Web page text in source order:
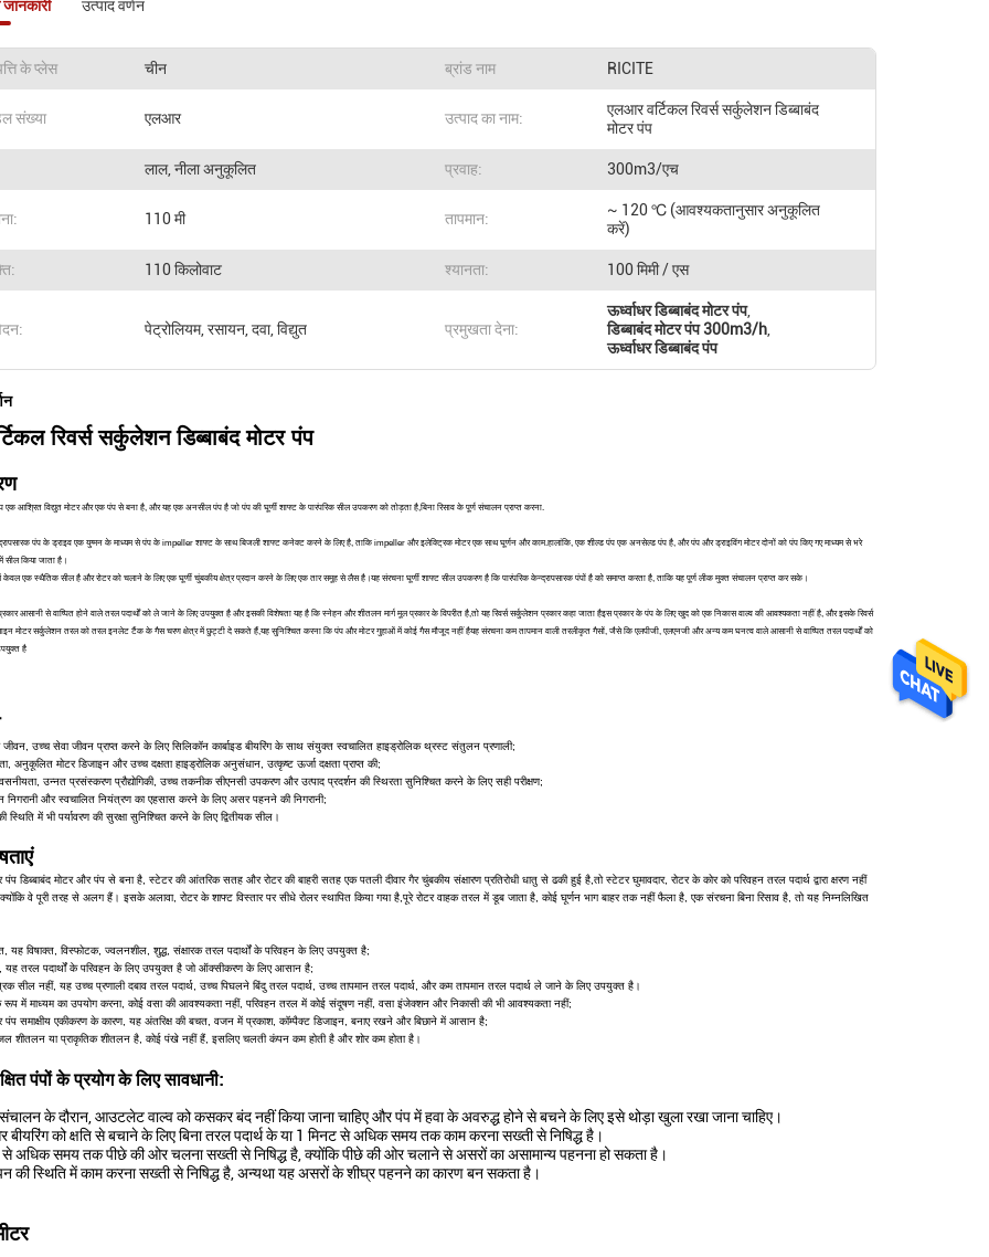
उत्पाद वर्णन
के प्लेस चीन ब्रांड नाम RICITE
संख्या एलआर उत्पाद का नाम:
एलआर वर्टिकल रिवर्स सर्कुलेशन डिब्बाबंद
मोटर पंप
लाल, नीला अनुकूलित प्रवाह: 300m3/एच
110 मी तापमान:
~ 120 ℃ (आवश्यकतानुसार अनुकूलित
करें)
110 किलोवाट श्यानता: 100 मिमी / एस
पेट्रोलियम, रसायन, दवा, विद्युत प्रमुखता देना:
ऊर्ध्वाधर डिब्बाबंद मोटर पंप,
डिब्बाबंद मोटर पंप 300m3/h
ऊर्ध्वाधर डिब्बाबंद पंप
रिवर्स सर्कुलेशन डिब्बाबंद मोटर पंप
एक आश्रित विद्युत मोटर और एक पंप से बना है, और यह एक अनसील पंप है जो पंप की घूर्णी शाफ्ट के पारंपरिक सील उपकरण को तोड़ता है,बिना रिसाव के पूर्ण संचालन प्राप्त करना.
पंप के ड्राइव एक युग्मन के माध्यम से पंप के impeller शाफ्ट के साथ बिजली शाफ्ट कनेक्ट करने के लिए है, ताकि impeller और इलेक्ट्रिक मोटर एक साथ घूर्णन और काम.हालांकि, एक शील्ड पंप एक अनसेल्ड पंप है, और पंप और ड्राइविंग मोटर दोनों को पंप किए गए माध्यम से भरे
सील किया जाता है।
केवल एक स्थैतिक सील है और रोटर को चलाने के लिए एक घूर्णी चुंबकीय क्षेत्र प्रदान करने के लिए एक तार समूह से लैस है।यह संरचना घूर्णी शाफ्ट सील उपकरण है कि पारंपरिक केन्द्रापसारक पंपों है को समाप्त करता है, ताकि यह पूर्ण लीक मुक्त संचालन प्राप्त कर सके।
आसानी से वाष्पित होने वाले तरल पदार्थों को ले जाने के लिए उपयुक्त है और इसकी विशेषता यह है कि स्नेहन और शीतलन मार्ग मूल प्रकार के विपरीत है,तो यह रिवर्स सर्कुलेशन प्रकार कहा जाता हैइस प्रकार के पंप के लिए खुद को एक निकास वाल्व की आवश्यकता नहीं है, और इसके रिवर्स
मोटर सर्कुलेशन तरल को तरल इनलेट टैंक के गैस चरण क्षेत्र में छुट्टी दे सकते हैं,यह सुनिश्चित करना कि पंप और मोटर गुहाओं में कोई गैस मौजूद नहीं हैयह संरचना कम तापमान वाली तरलीकृत गैसों, जैसे कि एलपीजी, एलएनजी और अन्य कम घनत्व वाले आसानी से वाष्पित तरल पदार्थों को
है
उच्च सेवा जीवन प्राप्त करने के लिए सिलिकॉन कार्बाइड बीयरिंग के साथ संयुक्त स्वचालित हाइड्रोलिक थ्रस्ट संतुलन प्रणाली;
अनुकूलित मोटर डिजाइन और उच्च दक्षता हाइड्रोलिक अनुसंधान, उत्कृष्ट ऊर्जा दक्षता प्राप्त की;
उन्नत प्रसंस्करण प्रौद्योगिकी, उच्च तकनीक सीएनसी उपकरण और उत्पाद प्रदर्शन की स्थिरता सुनिश्चित करने के लिए सही परीक्षण;
और स्वचालित नियंत्रण का एहसास करने के लिए असर पहनने की निगरानी;
स्थिति में भी पर्यावरण की सुरक्षा सुनिश्चित करने के लिए द्वितीयक सील।
पंप डिब्बाबंद मोटर और पंप से बना है, स्टेटर की आंतरिक सतह और रोटर की बाहरी सतह एक पतली दीवार गैर चुंबकीय संक्षारण प्रतिरोधी धातु से ढकी हुई है,तो स्टेटर घुमावदार, रोटर के कोर को परिवहन तरल पदार्थ द्वारा क्षरण नहीं
क्योंकि वे पूरी तरह से अलग हैं। इसके अलावा, रोटर के शाफ्ट विस्तार पर सीधे रोलर स्थापित किया गया है,पूरे रोटर वाहक तरल में डूब जाता है, कोई घूर्णन भाग बाहर तक नहीं फैला है, एक संरचना बिना रिसाव है, तो यह निम्नलिखित
यह विषाक्त, विस्फोटक, ज्वलनशील, शुद्ध, संक्षारक तरल पदार्थों के परिवहन के लिए उपयुक्त है;
यह तरल पदार्थों के परिवहन के लिए उपयुक्त है जो ऑक्सीकरण के लिए आसान है;
सील नहीं, यह उच्च प्रणाली दबाव तरल पदार्थ, उच्च पिघलने बिंदु तरल पदार्थ, उच्च तापमान तरल पदार्थ, और कम तापमान तरल पदार्थ ले जाने के लिए उपयुक्त है।
में माध्यम का उपयोग करना, कोई वसा की आवश्यकता नहीं, परिवहन तरल में कोई संदूषण नहीं, वसा इंजेक्शन और निकासी की भी आवश्यकता नहीं;
पंप समाक्षीय एकीकरण के कारण, यह अंतरिक्ष की बचत, वजन में प्रकाश, कॉम्पैक्ट डिजाइन, बनाए रखने और बिछाने में आसान है;
शीतलन या प्राकृतिक शीतलन है, कोई पंखे नहीं हैं, इसलिए चलती कंपन कम होती है और शोर कम होता है।
पंपों के प्रयोग के लिए सावधानी:
संचालन के दौरान, आउटलेट वाल्व को कसकर बंद नहीं किया जाना चाहिए और पंप में हवा के अवरुद्ध होने से बचने के लिए इसे थोड़ा खुला रखा जाना चाहिए।
बीयरिंग को क्षति से बचाने के लिए बिना तरल पदार्थ के या 1 मिनट से अधिक समय तक काम करना सख्ती से निषिद्ध है।
अधिक समय तक पीछे की ओर चलना सख्ती से निषिद्ध है, क्योंकि पीछे की ओर चलाने से असरों का असामान्य पहनना हो सकता है।
की स्थिति में काम करना सख्ती से निषिद्ध है, अन्यथा यह असरों के शीघ्र पहनने का कारण बन सकता है।